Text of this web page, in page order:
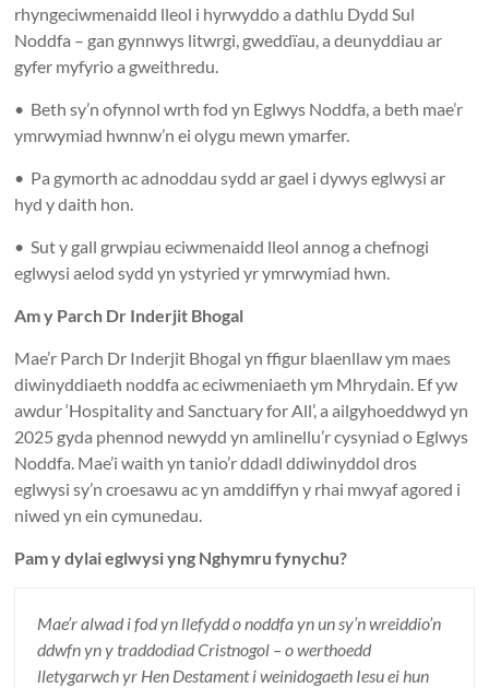
rhyngeciwmenaidd lleol i hyrwyddo a dathlu Dydd Sul
Noddfa – gan gynnwys litwrgi, gweddïau, a deunyddiau ar
gyfer myfyrio a gweithredu.
• Beth sy’n ofynnol wrth fod yn Eglwys Noddfa, a beth mae’r
ymrwymiad hwnnw’n ei olygu mewn ymarfer.
• Pa gymorth ac adnoddau sydd ar gael i dywys eglwysi ar
hyd y daith hon.
• Sut y gall grwpiau eciwmenaidd lleol annog a chefnogi
eglwysi aelod sydd yn ystyried yr ymrwymiad hwn.
Am y Parch Dr Inderjit Bhogal
Mae’r Parch Dr Inderjit Bhogal yn ffigur blaenllaw ym maes
diwinyddiaeth noddfa ac eciwmeniaeth ym Mhrydain. Ef yw
awdur ‘Hospitality and Sanctuary for All’, a ailgyhoeddwyd yn
2025 gyda phennod newydd yn amlinellu’r cysyniad o Eglwys
Noddfa. Mae’i waith yn tanio’r ddadl ddiwinyddol dros
eglwysi sy’n croesawu ac yn amddiffyn y rhai mwyaf agored i
niwed yn ein cymunedau.
Pam y dylai eglwysi yng Nghymru fynychu?
Mae’r alwad i fod yn llefydd o noddfa yn un sy’n wreiddio’n
ddwfn yn y traddodiad Cristnogol – o werthoedd
lletygarwch yr Hen Destament i weinidogaeth Iesu ei hun